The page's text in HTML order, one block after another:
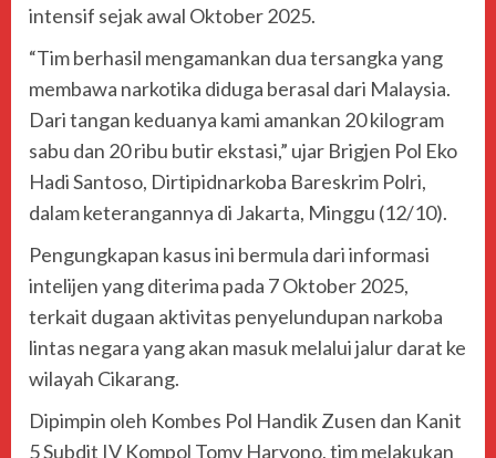
intensif sejak awal Oktober 2025.
“Tim berhasil mengamankan dua tersangka yang
membawa narkotika diduga berasal dari Malaysia.
Dari tangan keduanya kami amankan 20 kilogram
sabu dan 20 ribu butir ekstasi,” ujar Brigjen Pol Eko
Hadi Santoso, Dirtipidnarkoba Bareskrim Polri,
dalam keterangannya di Jakarta, Minggu (12/10).
Pengungkapan kasus ini bermula dari informasi
intelijen yang diterima pada 7 Oktober 2025,
terkait dugaan aktivitas penyelundupan narkoba
lintas negara yang akan masuk melalui jalur darat ke
wilayah Cikarang.
Dipimpin oleh Kombes Pol Handik Zusen dan Kanit
5 Subdit IV Kompol Tomy Haryono, tim melakukan